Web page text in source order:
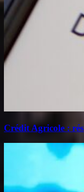
Crédit Agricole :